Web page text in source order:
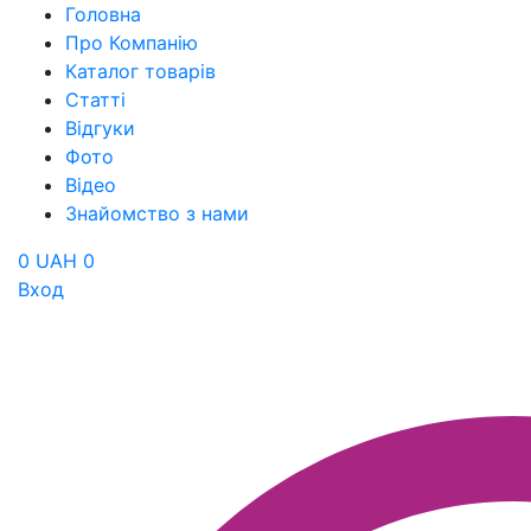
Головна
Про Компанію
Каталог товарів
Статті
Відгуки
Фото
Відео
Знайомство з нами
0 UAH 0
Вход